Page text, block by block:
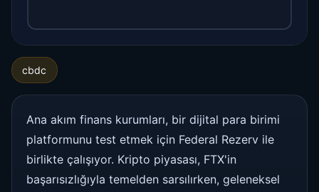
cbdc
Ana akım finans kurumları, bir dijital para birimi
platformunu test etmek için Federal Rezerv ile
birlikte çalışıyor. Kripto piyasası, FTX'in
başarısızlığıyla temelden sarsılırken, geleneksel